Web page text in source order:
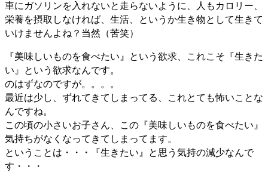
車にガソリンを入れないと走らないように、人もカロリー、
栄養を摂取しなければ、生活、というか生き物として生きて
いけませんよね？当然（苦笑）
『美味しいものを食べたい』という欲求、これこそ『生きた
い』という欲求なんです。
のはずなのですが。。。。
最近は少し、ずれてきてしまってる、これとても怖いことな
んですね。
この頃の小さいお子さん、この『美味しいものを食べたい』
気持ちがなくなってきてしまってます。
ということは・・・『生きたい』と思う気持の減少なんで
す・・・